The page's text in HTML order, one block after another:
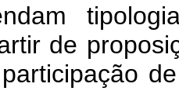
de